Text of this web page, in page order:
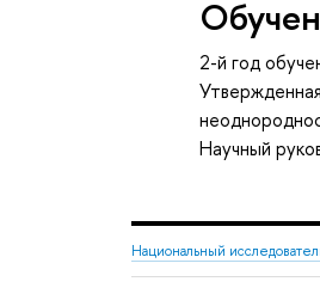
2-й год
Научный
Национальный